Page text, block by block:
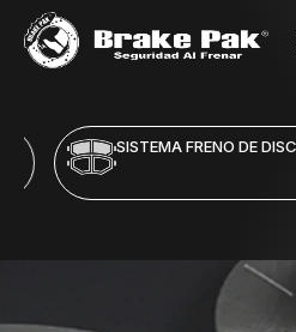
SISTEMA FRENO DE DISCO